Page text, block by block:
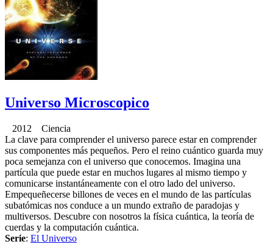
Universo Microscopico
2012 Ciencia
La clave para comprender el universo parece estar en comprender
sus componentes más pequeños. Pero el reino cuántico guarda muy
poca semejanza con el universo que conocemos. Imagina una
partícula que puede estar en muchos lugares al mismo tiempo y
comunicarse instantáneamente con el otro lado del universo.
Empequeñecerse billones de veces en el mundo de las partículas
subatómicas nos conduce a un mundo extraño de paradojas y
multiversos. Descubre con nosotros la física cuántica, la teoría de
cuerdas y la computación cuántica.
Serie: El Universo